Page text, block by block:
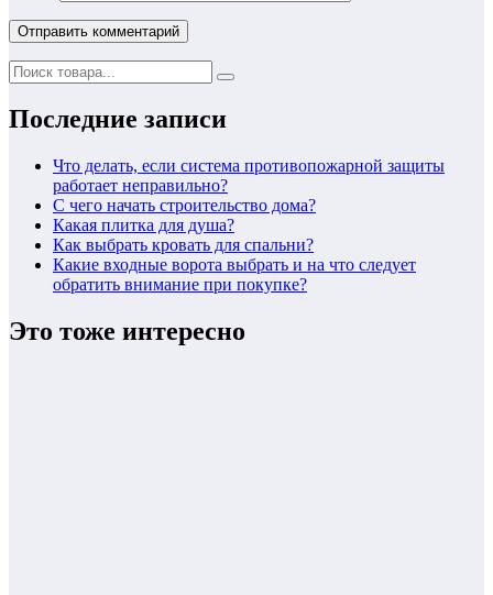
Последние записи
Что делать, если система противопожарной защиты
работает неправильно?
С чего начать строительство дома?
Какая плитка для душа?
Как выбрать кровать для спальни?
Какие входные ворота выбрать и на что следует
обратить внимание при покупке?
Это тоже интересно